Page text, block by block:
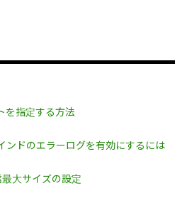
を指定する方法
ンドのエラーログを有効にするには
大サイズの設定